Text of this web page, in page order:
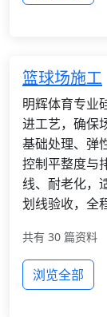
篮球场施工
明辉体育专业
进工艺，确保
基础处理、弹
控制平整度与
线、耐老化，
划线验收，全
共有 30 篇资料
浏览全部